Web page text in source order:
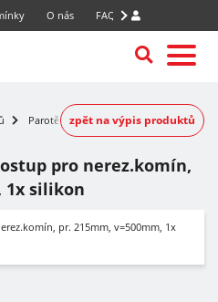
O nás FAQ
Parotěsné prostupy nerezových komínů
zpět na výpis produktů
pro nerez.komín,
1x silikon